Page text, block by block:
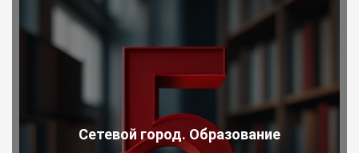
Сетевой город. Образование